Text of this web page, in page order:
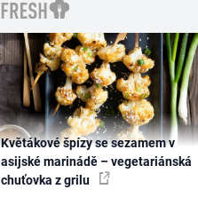
Květákové špízy se sezamem v
asijské marinádě – vegetariánská
chuťovka z grilu